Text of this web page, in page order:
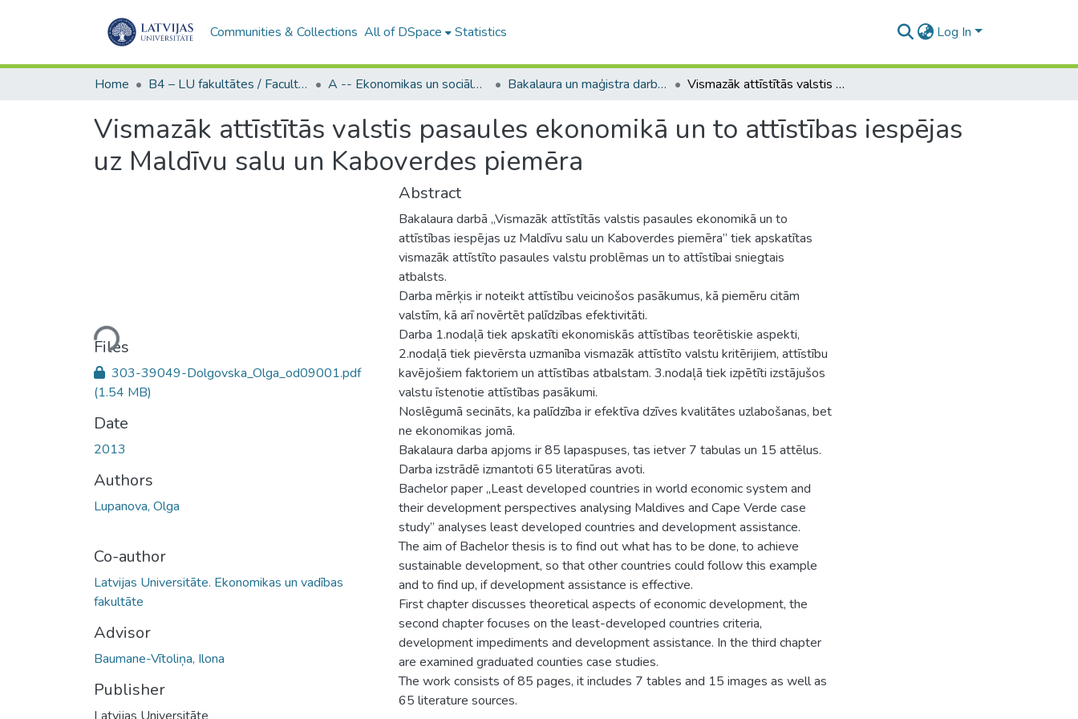
Communities & Collections All of DSpace Statistics Log In
Home B4 – LU fakultātes / Faculties of the UL A -- Ekonomikas un sociālo zinātņu fakultāte / Faculty of Economics and Social Sciences Bakalaura un maģistra darbi (ESZF) / Bachelor's and Master's theses Vismazāk attīstītās valstis pasaules ekonomikā un to attīstības iespējas uz Maldīvu salu un Kaboverdes piemēra
Vismazāk attīstītās valstis pasaules ekonomikā un to attīstības iespējas
uz Maldīvu salu un Kaboverdes piemēra
Loading...
Files
303-39049-Dolgovska_Olga_od09001.pdf
(1.54 MB)
Date
2013
Authors
Lupanova, Olga
Co-author
Latvijas Universitāte. Ekonomikas un vadības
fakultāte
Advisor
Baumane-Vītoliņa, Ilona
Publisher
Abstract
Bakalaura darbā „Vismazāk attīstītās valstis pasaules ekonomikā un to
attīstības iespējas uz Maldīvu salu un Kaboverdes piemēra” tiek apskatītas
vismazāk attīstīto pasaules valstu problēmas un to attīstībai sniegtais
atbalsts.
Darba mērķis ir noteikt attīstību veicinošos pasākumus, kā piemēru citām
valstīm, kā arī novērtēt palīdzības efektivitāti.
Darba 1.nodaļā tiek apskatīti ekonomiskās attīstības teorētiskie aspekti,
2.nodaļā tiek pievērsta uzmanība vismazāk attīstīto valstu kritērijiem, attīstību
kavējošiem faktoriem un attīstības atbalstam. 3.nodaļā tiek izpētīti izstājušos
valstu īstenotie attīstības pasākumi.
Noslēgumā secināts, ka palīdzība ir efektīva dzīves kvalitātes uzlabošanas, bet
ne ekonomikas jomā.
Bakalaura darba apjoms ir 85 lapaspuses, tas ietver 7 tabulas un 15 attēlus.
Darba izstrādē izmantoti 65 literatūras avoti.
Bachelor paper „Least developed countries in world economic system and
their development perspectives analysing Maldives and Cape Verde case
study” analyses least developed countries and development assistance.
The aim of Bachelor thesis is to find out what has to be done, to achieve
sustainable development, so that other countries could follow this example
and to find up, if development assistance is effective.
First chapter discusses theoretical aspects of economic development, the
second chapter focuses on the least-developed countries criteria,
development impediments and development assistance. In the third chapter
are examined graduated counties case studies.
The work consists of 85 pages, it includes 7 tables and 15 images as well as
65 literature sources.